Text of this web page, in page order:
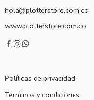
hola@plotterstore.com.co
www.plotterstore.com.co
Políticas de privacidad
Terminos y condiciones